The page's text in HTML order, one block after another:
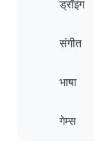
ड्रॉइंग
संगीत
भाषा
गेम्स